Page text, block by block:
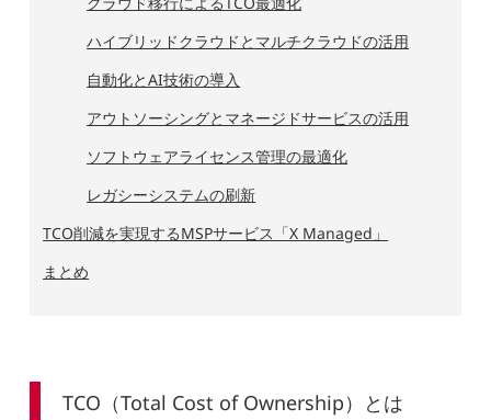
ハイブリッドクラウドとマルチクラウドの活用
自動化とAI技術の導入
アウトソーシングとマネージドサービスの活用
ソフトウェアライセンス管理の最適化
レガシーシステムの刷新
TCO削減を実現するMSPサービス「X Managed」
まとめ
TCO（Total Cost of Ownership）とは